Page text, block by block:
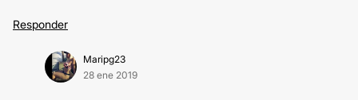
Responder
Maripg23
28 ene 2019